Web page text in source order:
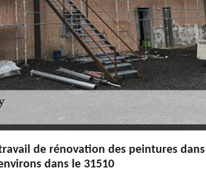
de rénovation des peintures dans
dans le 31510